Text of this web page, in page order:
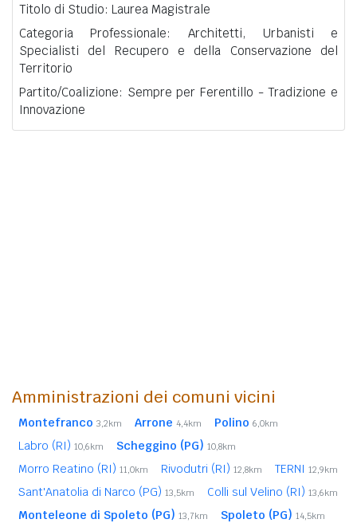
Titolo di Studio: Laurea Magistrale
Categoria Professionale: Architetti, Urbanisti e
Specialisti del Recupero e della Conservazione del
Territorio
Partito/Coalizione: Sempre per Ferentillo - Tradizione e
Innovazione
Amministrazioni dei comuni vicini
Montefranco 3,2km Arrone 4,4km Polino 6,0km
Labro (RI) 10,6km Scheggino (PG) 10,8km
Morro Reatino (RI) 11,0km Rivodutri (RI) 12,8km TERNI 12,9km
Sant'Anatolia di Narco (PG) 13,5km Colli sul Velino (RI) 13,6km
Monteleone di Spoleto (PG) 13,7km Spoleto (PG) 14,5km